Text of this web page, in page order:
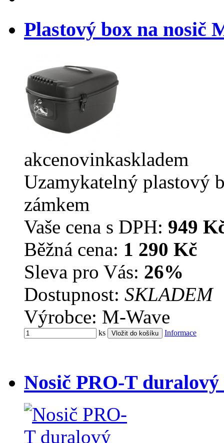
Plastový box na nosič
akcenovinkaskladem
Uzamykatelný plastový
zámkem
Vaše cena s DPH: 949
Běžná cena: 1 290 Kč
Sleva pro Vás: 26%
Dostupnost: SKLADEM
Výrobce: M-Wave
ks Informace
Nosič PRO-T duralový